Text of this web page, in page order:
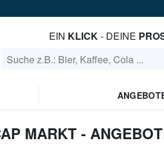
EIN KLICK- DEINE
MARKT -